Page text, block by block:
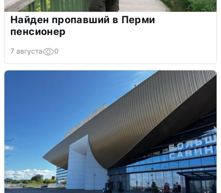
Найден пропавший в Перми
пенсионер
7 августа 0